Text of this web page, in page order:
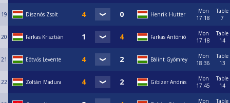
19 Disznós Zsolt Henrik Hutter
Mon
17:18
Table
7
20 Farkas Krisztián Farkas Antónió
Mon
17:18
Table
14
21 Eötvős Levente Bálint Gyömrey
Mon
18:36
Table
13
22 Zoltán Madura Gibizer András
Mon
17:45
Table
14
Mon
Table